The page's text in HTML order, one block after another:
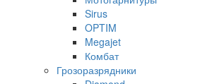
Sirus
OPTIM
Megajet
Комбат
Грозоразрядники